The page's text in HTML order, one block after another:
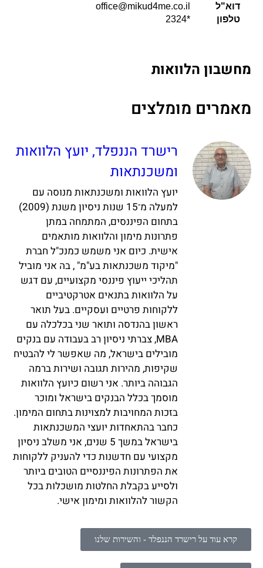
דוא"ל
office@mikud4me.co.il
טלפון
*2324
מחשבון הלוואות
מאמרים מומלצים
רישרד הננפלד, יועץ הלוואות
ומשכנתאות
יועץ הלוואות ומשכנתאות מנוסה עם
למעלה מ־15 שנות ניסיון משנת (2009)
בתחום הפיננסים, המתמחה במתן
פתרונות מימון והלוואות מותאמים
אישית. כיום אני משמש כמנכ"ל חברת
"מיקוד משכנתאות בע"מ" , בה אני מוביל
תהליכי ייעוץ פיננסי מקצועיים, עם דגש
על הלוואות בתנאים אטרקטיביים
ללקוחות פרטיים ועסקיים. בעל תואר
ראשון בהנדסה ותואר שני בכלכלה עם
MBA, צברתי ניסיון רב בעבודה עם בנקים
מובילים בישראל, מה שאפשר לי להבטיח
שקיפות, מהירות תגובה ושירות ברמה
הגבוהה ביותר. אני רשום כיועץ הלוואות
מוסמך בכלל הבנקים בישראל ומוכר
בזכות המחויבות למצוינות בתחום המימון.
כחבר בהתאחדות יועצי המשכנתאות
בישראל במשך 5 שנים, אני משלב ניסיון
מקצועי עם חדשנות כדי להעניק ללקוחות
את הפתרונות הפיננסיים הטובים ביותר
ולסייע בקבלת החלטות מושכלות בכל
הקשור להלוואות ומימון אישי.
קרא עוד על רישרד הננפלד - והשירות שלנו